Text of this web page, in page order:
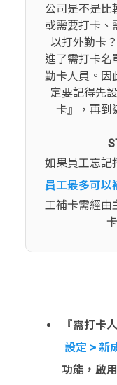
公司是不是比
或需要打卡、
以打外勤卡
進了需打卡名
勤卡人員。因
定要記得先
卡』，再到
如果員工忘記
員工最多可以
工補卡需經由
『需打卡
設定 > 新
功能，啟